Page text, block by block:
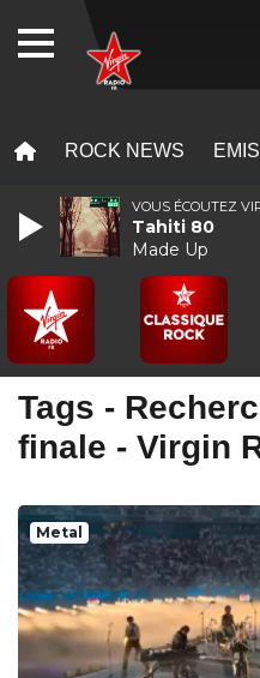
ROCK NEWS
Tags -
finale - Virgin
Metal
VOUS ÉCOUTEZ
Tahiti 80
Made Up
WEBRADIO